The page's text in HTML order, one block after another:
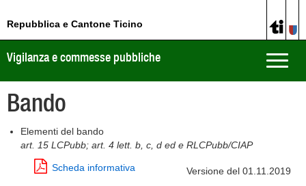
Repubblica e Cantone Ticino
Toggle
Vigilanza e commesse pubbliche
Bando
Elementi del bando
art. 15 LCPubb; art. 4 lett. b, c, d ed e RLCPubb/CIAP
Scheda informativa Versione del 01.11.2019